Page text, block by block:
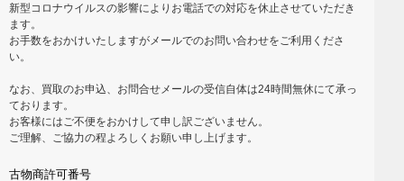
新型コロナウイルスの影響によりお電話での対応を休止させていただき
ます。
お手数をおかけいたしますがメールでのお問い合わせをご利用くださ
い。
なお、買取のお申込、お問合せメールの受信自体は24時間無休にて承っ
ております。
お客様にはご不便をおかけして申し訳ございません。
ご理解、ご協力の程よろしくお願い申し上げます。
古物商許可番号